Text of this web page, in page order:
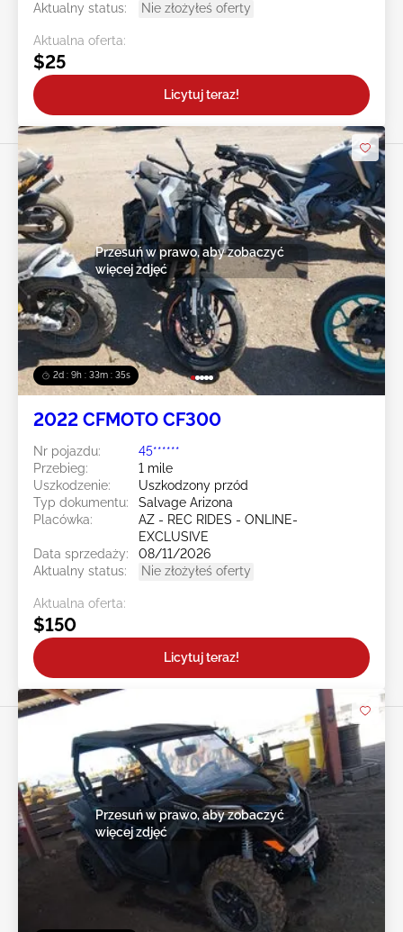
Aktualny status:
Nie złożyłeś oferty
Aktualna oferta:
$25
Licytuj teraz!
2d : 9h : 33m : 34s
Przesuń w prawo, aby zobaczyć
więcej zdjęć
2022 CFMOTO CF300
Nr pojazdu:
45******
Przebieg:
1 mile
Uszkodzenie:
Uszkodzony przód
Typ dokumentu:
Salvage Arizona
Placówka:
AZ - REC RIDES - ONLINE-
EXCLUSIVE
Data sprzedaży:
08/11/2026
Aktualny status:
Nie złożyłeś oferty
Aktualna oferta:
$150
Licytuj teraz!
Przesuń w prawo, aby zobaczyć
więcej zdjęć